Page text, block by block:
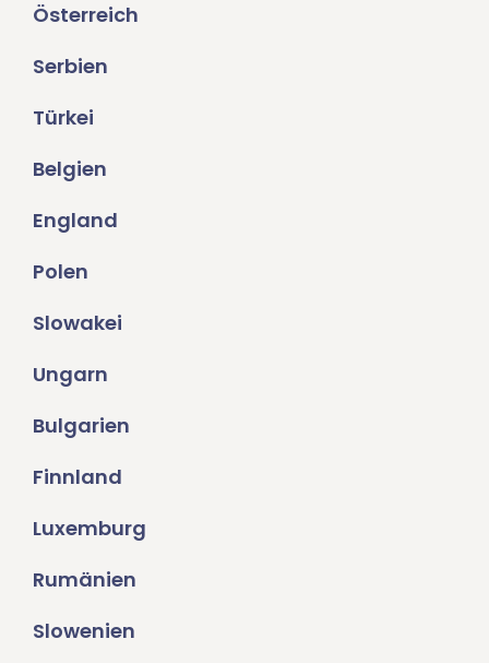
Österreich
Serbien
Türkei
Belgien
England
Polen
Slowakei
Ungarn
Bulgarien
Finnland
Luxemburg
Rumänien
Slowenien